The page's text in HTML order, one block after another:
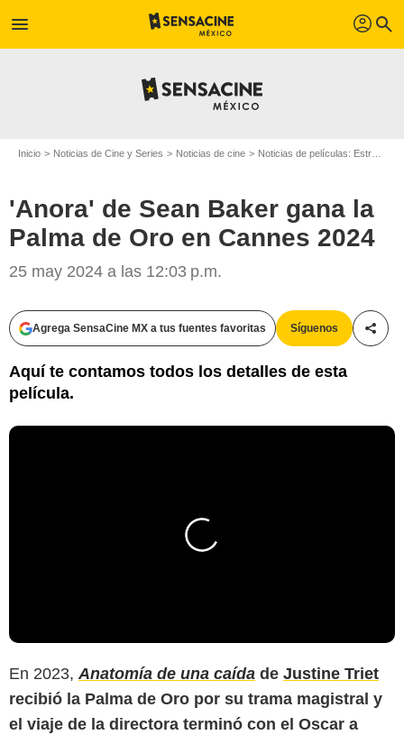
menu profil search
Inicio Noticias de Cine y Series Noticias de cine Noticias de películas: Estreno de película
'Anora' de Sean Baker gana la
Palma de Oro en Cannes 2024
25 may 2024 a las 12:03 p.m.
Agrega SensaCine MX a tus fuentes favoritas Síguenos
Aquí te contamos todos los detalles de esta
película.
En 2023, Anatomía de una caída de Justine Triet
recibió la Palma de Oro por su trama magistral y
el viaje de la directora terminó con el Oscar a